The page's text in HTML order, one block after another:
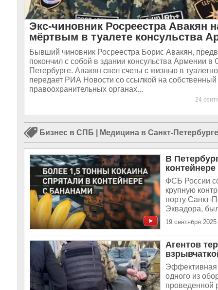
Экс-чиновник Росреестра Авакян
мёртвым в туалете консульства
Бывший чиновник Росреестра Борис Авакян,
покончил с собой в здании консульства Армении в
Петербурге. Авакян свел счеты с жизнью в
передает РИА Новости со ссылкой на собственный
правоохранительных органах...
24
Бизнес в СПБ Медицина в Санкт-Петербурге
В
ФСБ России
крупную
порту Санкт-
Эквадора,
19 сентября 2025
Агентов
Эффективная
одного из
проведенной